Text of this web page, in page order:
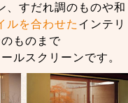
、すだれ調のものや和
ルを合わせた インテリ
ものまで
ルスクリーンです。